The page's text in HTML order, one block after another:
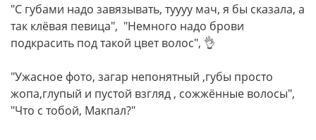
"С губами надо завязывать, туууу мач, я бы сказала, а
так клёвая певица", "Немного надо брови
подкрасить под такой цвет волос", 👌
"Ужасное фото, загар непонятный ,губы просто
жопа,глупый и пустой взгляд , сожжённые волосы",
"Что с тобой, Макпал?"